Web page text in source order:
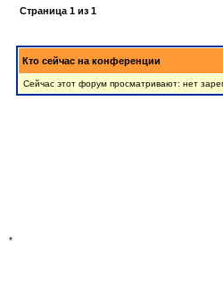
Страница 1 из 1
Кто сейчас на конференции
Сейчас этот форум просматривают: нет
*